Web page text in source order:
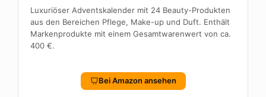
Luxuriöser Adventskalender mit 24 Beauty-Produkten
aus den Bereichen Pflege, Make-up und Duft. Enthält
Markenprodukte mit einem Gesamtwarenwert von ca.
400 €.
Bei Amazon ansehen